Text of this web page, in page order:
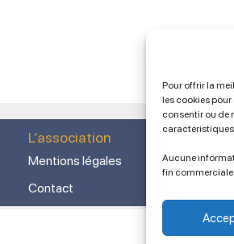
Pour offrir la
les cookies
consentir ou de
Aucune
fin
L’association
Mentions légales
Contact